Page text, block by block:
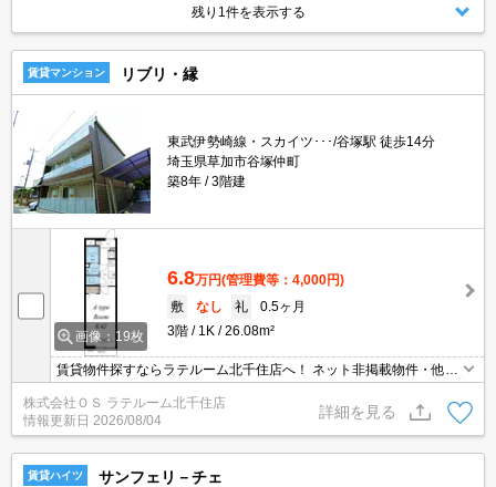
残り1件を表示する
賃貸マンション リブリ・縁
東武伊勢崎線・スカイツ･･･/谷塚駅 徒歩14分
埼玉県草加市谷塚仲町
築8年
3階建
画像：19枚
6.8万円(管理費等：4,000円)
敷
なし 礼
0.5ヶ月
3階
1K 26.08m²
賃貸物件探すならラテルーム北千住店へ！ ネット非掲載物件・他社
様の物件もまとめてご案内いたします！！
株式会社ＯＳ ラテルーム北千住店
情報更新日 2026/08/04
詳細を見る
賃貸ハイツ サンフェリ－チェ